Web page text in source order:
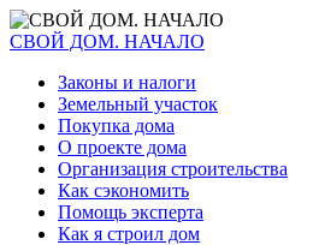
СВОЙ ДОМ. НАЧАЛО
Законы и налоги
Земельный участок
Покупка дома
О проекте дома
Организация строительства
Как сэкономить
Помощь эксперта
Как я строил дом